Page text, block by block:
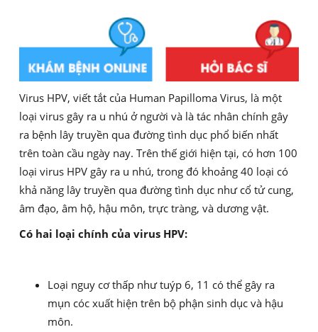
Virus HPV, viết tắt của Human Papilloma Virus, là một
loại virus gây ra u nhú ở người và là tác nhân chính gây
ra bệnh lây truyền qua đường tình dục phổ biến nhất
trên toàn cầu ngày nay. Trên thế giới hiện tại, có hơn 100
loại virus HPV gây ra u nhú, trong đó khoảng 40 loại có
khả năng lây truyền qua đường tình dục như cổ tử cung,
âm đạo, âm hộ, hậu môn, trực tràng, và dương vật.
Có hai loại chính của virus HPV:
Loại nguy cơ thấp như tuýp 6, 11 có thể gây ra
mụn cóc xuất hiện trên bộ phận sinh dục và hậu
môn.